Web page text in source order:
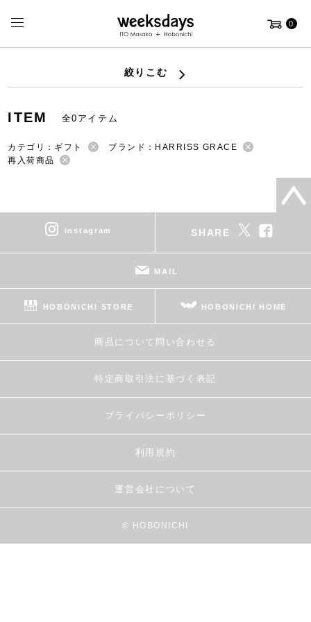
0
絞りこむ
ITEM 全0アイテム
カテゴリ：ギフト
ブランド：HARRISS GRACE
再入荷商品
instagram SHARE
MAIL
HOBONICHI STORE HOBONICHI HOME
商品について問い合わせる
特定商取引法に基づく表記
プライバシーポリシー
利用規約
運営会社について
© HOBONICHI